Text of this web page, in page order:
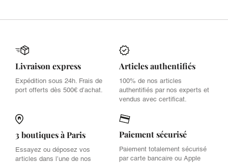
Livraison express
Expédition sous 24h. Frais de
port offerts dès 500€ d’achat.
Articles authentifiés
100% de nos articles
authentifiés par nos experts et
vendus avec certificat.
3 boutiques à Paris
Essayez ou déposez vos
articles dans l’une de nos
Paiement sécurisé
Paiement totalement sécurisé
par carte bancaire ou Apple